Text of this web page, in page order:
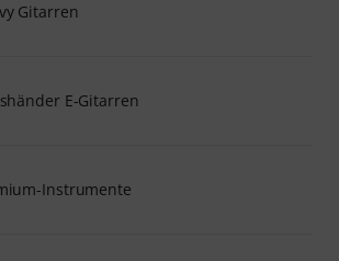
Gitarren
E-Gitarren
Instrumente